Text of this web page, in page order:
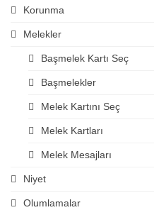
Korunma
Melekler
Başmelek Kartı Seç
Başmelekler
Melek Kartını Seç
Melek Kartları
Melek Mesajları
Niyet
Olumlamalar